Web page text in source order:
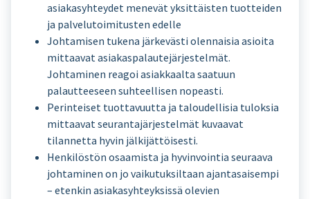
asiakasyhteydet menevät yksittäisten tuotteiden
ja palvelutoimitusten edelle
Johtamisen tukena järkevästi olennaisia asioita
mittaavat asiakaspalautejärjestelmät.
Johtaminen reagoi asiakkaalta saatuun
palautteeseen suhteellisen nopeasti.
Perinteiset tuottavuutta ja taloudellisia tuloksia
mittaavat seurantajärjestelmät kuvaavat
tilannetta hyvin jälkijättöisesti.
Henkilöstön osaamista ja hyvinvointia seuraava
johtaminen on jo vaikutuksiltaan ajantasaisempi
– etenkin asiakasyhteyksissä olevien